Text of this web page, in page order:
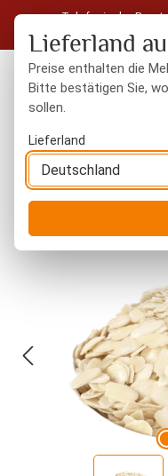
Zum Hauptinhalt
Telefonische
Kostenloser Versand in
Lieferland
Preise enthalten die
Bitte bestätigen Sie,
sollen.
Lieferland